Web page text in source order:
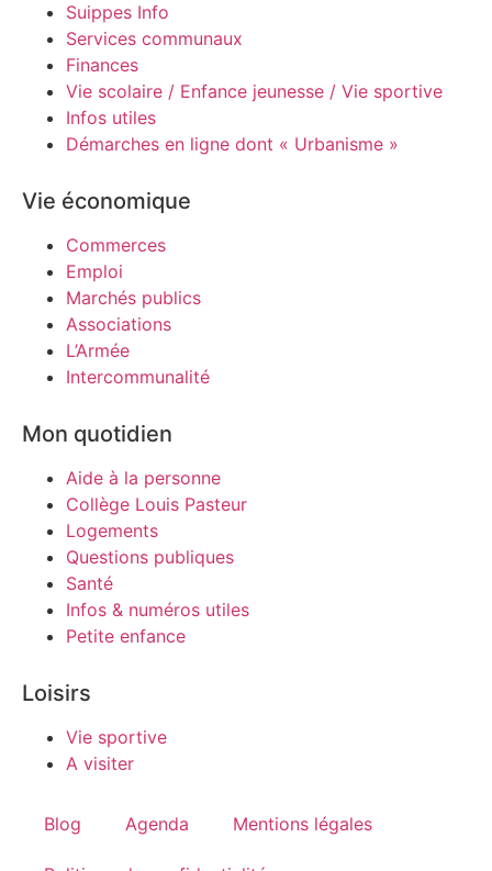
Suippes Info
Services communaux
Finances
Vie scolaire / Enfance jeunesse / Vie sportive
Infos utiles
Démarches en ligne dont « Urbanisme »
Vie économique
Commerces
Emploi
Marchés publics
Associations
L’Armée
Intercommunalité
Mon quotidien
Aide à la personne
Collège Louis Pasteur
Logements
Questions publiques
Santé
Infos & numéros utiles
Petite enfance
Loisirs
Vie sportive
A visiter
Blog Agenda Mentions légales